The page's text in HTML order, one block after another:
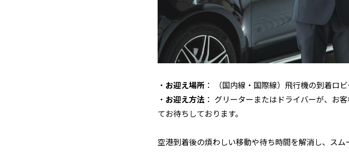
・ お迎え場所 ： （国内線・国際線）飛行機の到着ロビ
・ お迎え方法 ： グリーターまたはドライバーが、お
てお待ちしております。
空港到着後の煩わしい移動や待ち時間を解消し、スム